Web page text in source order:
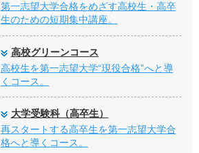
第一志望大学合格をめざす高校生・高卒
生のための短期集中講座。
高校グリーンコース
高校生を第一志望大学“現役合格”へと導
くコース。
大学受験科（高卒生）
再スタートする高卒生を第一志望大学合
格へと導くコース。